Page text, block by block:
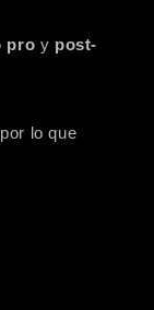
pro y post-
por lo que